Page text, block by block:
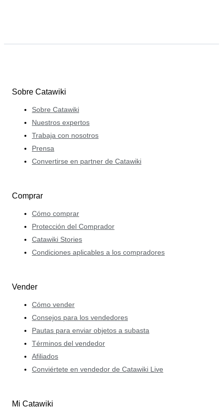
Sobre Catawiki
Sobre Catawiki
Nuestros expertos
Trabaja con nosotros
Prensa
Convertirse en partner de Catawiki
Comprar
Cómo comprar
Protección del Comprador
Catawiki Stories
Condiciones aplicables a los compradores
Vender
Cómo vender
Consejos para los vendedores
Pautas para enviar objetos a subasta
Términos del vendedor
Afiliados
Conviértete en vendedor de Catawiki Live
Mi Catawiki